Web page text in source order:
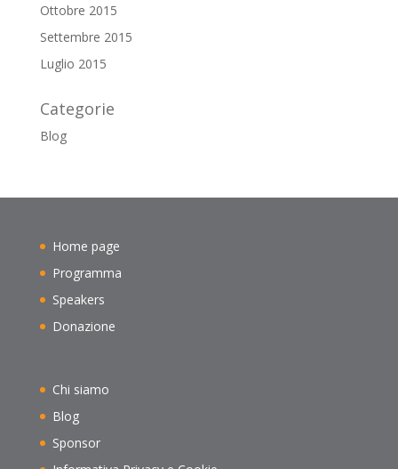
Ottobre 2015
Settembre 2015
Luglio 2015
Categorie
Blog
Home page
Programma
Speakers
Donazione
Chi siamo
Blog
Sponsor